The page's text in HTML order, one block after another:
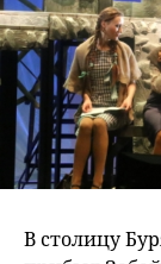
В столицу